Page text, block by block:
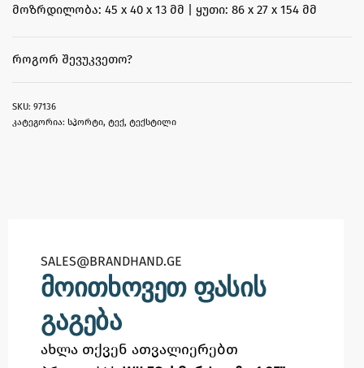
მოზრდილობა: 45 x 40 x 13 მმ | ყუთი: 86 x 27 x 154 მმ
ᲠᲝᲒᲝᲠ ᲨᲔᲕᲣᲙᲕᲔᲗᲝ?
97136
კატეგორია: სპორტი, ტექ, ტექსტილი
SALES@BRANDHAND.GE​
მოითხოვეთ ფასის
გაგება
ახლა თქვენ ათვალიერებთ